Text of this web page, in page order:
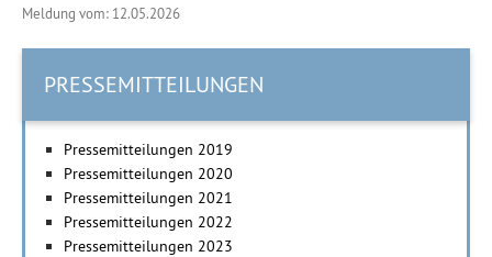
Meldung vom: 12.05.2026
PRESSEMITTEILUNGEN
Pressemitteilungen 2019
Pressemitteilungen 2020
Pressemitteilungen 2021
Pressemitteilungen 2022
Pressemitteilungen 2023